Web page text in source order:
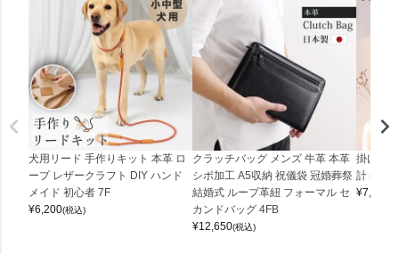
犬用リード 手作りキット 本革 ロ
ープ レザークラフト DIY ハンド
メイド 初心者 7F
¥6,200(税込)
クラッチバッグ メンズ 牛革 本革
シボ加工 A5収納 祝儀袋 冠婚葬祭
結婚式 ループ革紐 フォーマル セ
カンドバッグ 4FB
¥12,650(税込)
掛け時
計
¥7,150